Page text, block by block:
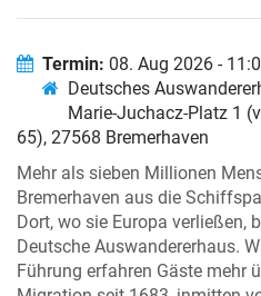
Termin: 08. Aug 2026 -
Deutsches
Marie-Juchacz-Platz 1
65), 27568 Bremerhaven
Mehr als sieben Millionen
Bremerhaven aus die
Dort, wo sie Europa verließen,
Deutsche Auswandererhaus.
Führung erfahren Gäste mehr